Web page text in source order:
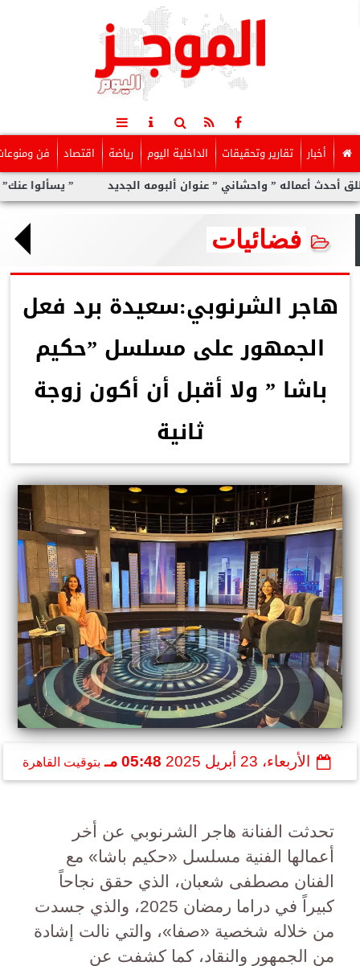
أخبار تقارير وتحقيقات الداخلية اليوم رياضة اقتصاد فن
” يسألوا عنك” أولى ” واحشاني ” عنوان ألبومه الجديد
فضائيات
هاجر الشرنوبي:سعيدة برد فعل
الجمهور على مسلسل ”حكيم
باشا ” ولا أقبل أن أكون زوجة
ثانية
الأربعاء، 23 أبريل 2025 05:48 مـ بتوقيت القاهرة
تحدثت الفنانة هاجر الشرنوبي عن أخر
أعمالها الفنية مسلسل «حكيم باشا» مع
الفنان مصطفى شعبان، الذي حقق نجاحاً
كبيراً في دراما رمضان 2025، والذي جسدت
من خلاله شخصية «صفا»، والتي نالت إشادة
من الجمهور والنقاد، كما كشفت عن